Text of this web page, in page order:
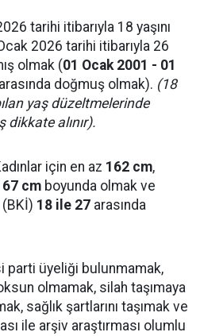
tarihi itibarıyla 18 yaşını
2026 tarihi itibarıyla 26
olmak (01 Ocak 2001 - 01
doğmuş olmak). (18
yaş düzeltmelerinde
dikkate alınır).
için en az 162 cm,
cm boyunda olmak ve
18 ile 27 arasında
parti üyeliği bulunmamak,
olmamak, silah taşımaya
sağlık şartlarını taşımak ve
ile arşiv araştırması olumlu